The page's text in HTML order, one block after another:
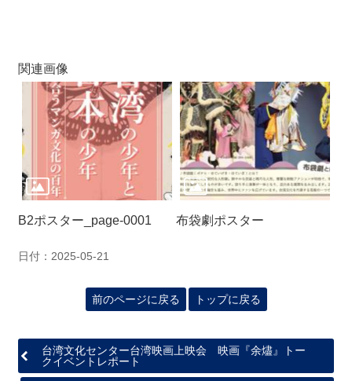
関連画像
B2ポスター_page-0001 布袋劇ポスター
日付：2025-05-21
前のページに戻る トップに戻る
台湾文化センター台湾映画上映会 映画『余燼』トー
クイベントレポート